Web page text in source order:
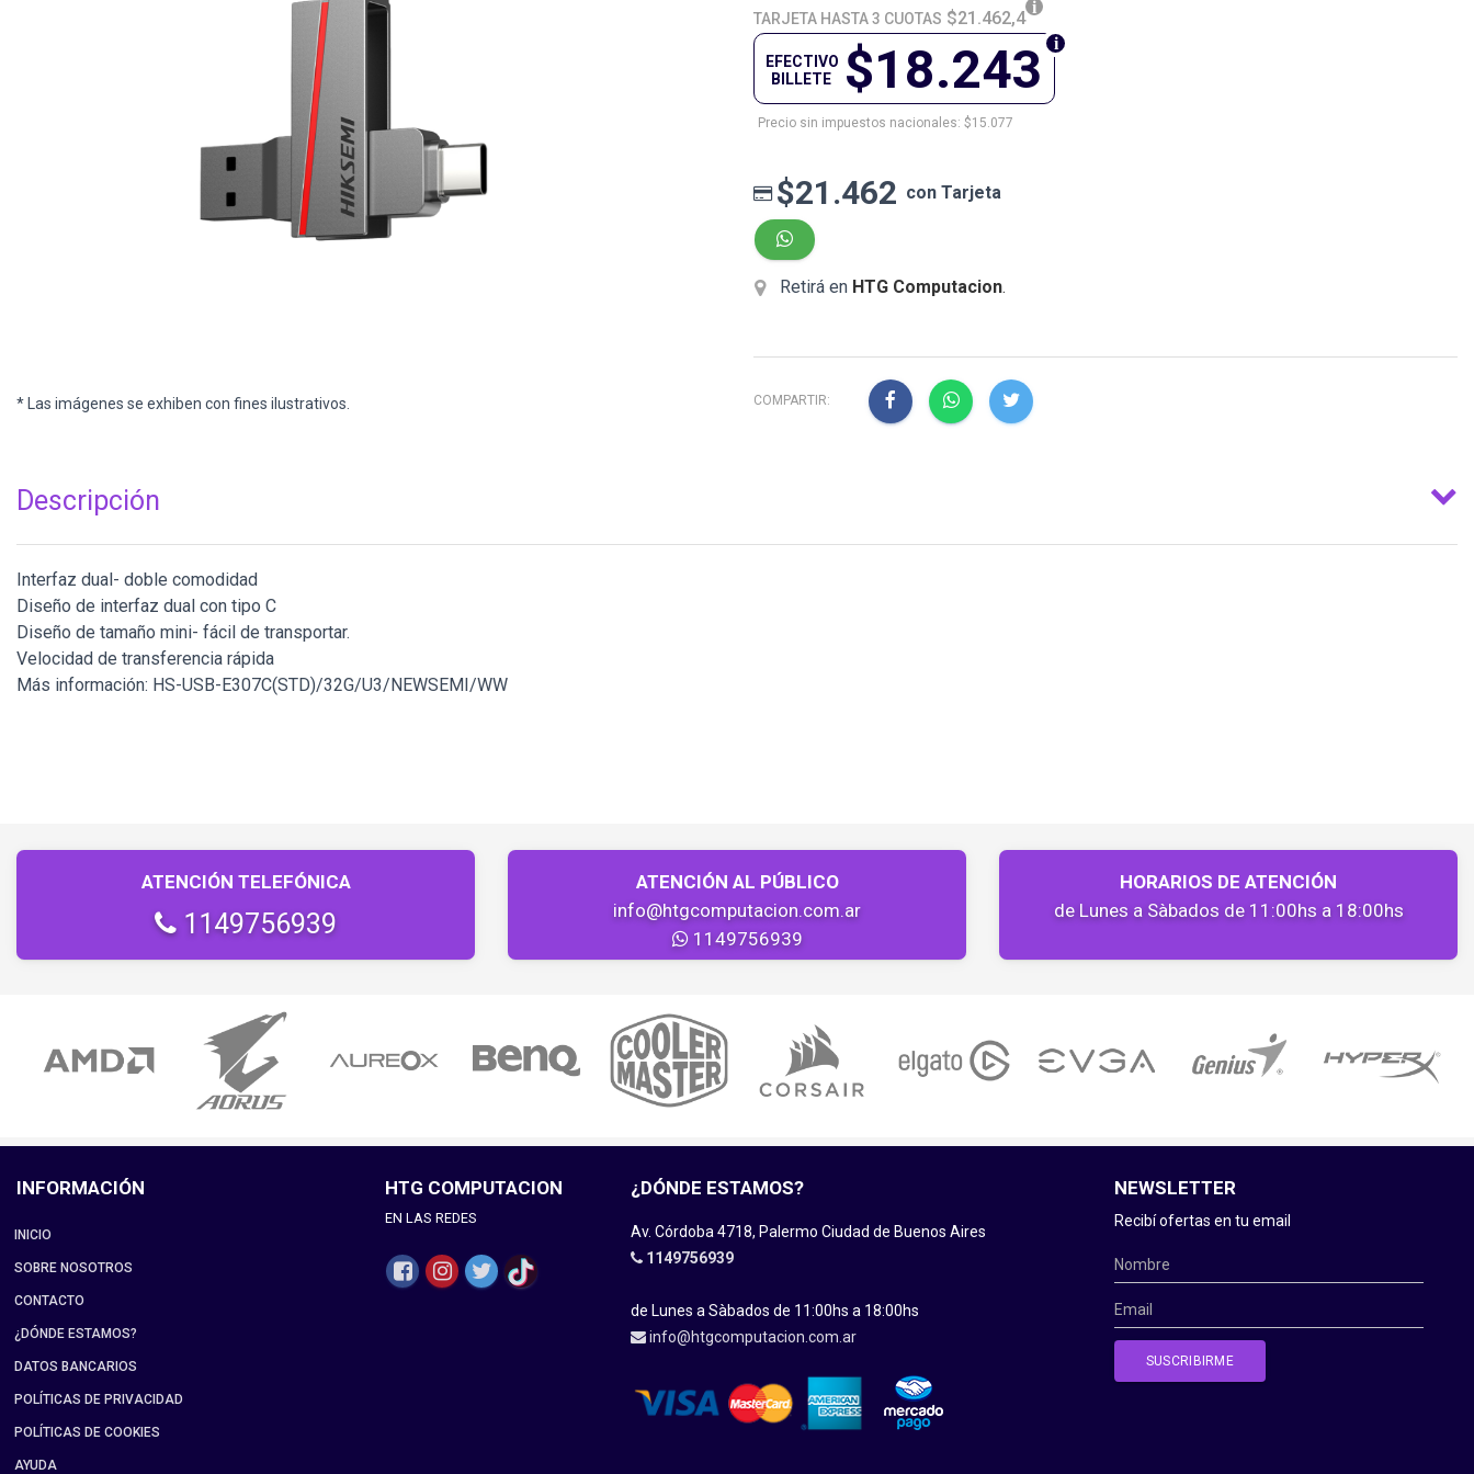
* Las imágenes se exhiben con fines ilustrativos.
TARJETA HASTA 3 CUOTAS $21.462,4
$18.243
EFECTIVO
BILLETE
Precio sin impuestos nacionales: $15.077
$21.462 con Tarjeta
Retirá en HTG Computacion.
COMPARTIR:
Descripción
Interfaz dual- doble comodidad
Diseño de interfaz dual con tipo C
Diseño de tamaño mini- fácil de transportar.
Velocidad de transferencia rápida
Más información: HS-USB-E307C(STD)/32G/U3/NEWSEMI/WW
ATENCIÓN TELEFÓNICA
1149756939
ATENCIÓN AL PÚBLICO
info@htgcomputacion.com.ar
1149756939
HORARIOS DE ATENCIÓN
de Lunes a Sàbados de 11:00hs a 18:00hs
INFORMACIÓN
INICIO
SOBRE NOSOTROS
CONTACTO
¿DÓNDE ESTAMOS?
DATOS BANCARIOS
POLÍTICAS DE PRIVACIDAD
POLÍTICAS DE COOKIES
AYUDA
HTG COMPUTACION
EN LAS REDES
¿DÓNDE ESTAMOS?
Av. Córdoba 4718, Palermo Ciudad de Buenos Aires
1149756939
de Lunes a Sàbados de 11:00hs a 18:00hs
info@htgcomputacion.com.ar
NEWSLETTER
Recibí ofertas en tu email